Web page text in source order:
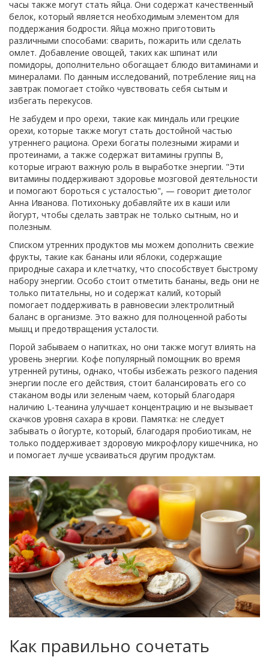
часы также могут стать яйца. Они содержат качественный
белок, который является необходимым элементом для
поддержания бодрости. Яйца можно приготовить
различными способами: сварить, пожарить или сделать
омлет. Добавление овощей, таких как шпинат или
помидоры, дополнительно обогащает блюдо витаминами и
минералами. По данным исследований, потребление яиц на
завтрак помогает стойко чувствовать себя сытым и
избегать перекусов.
Не забудем и про орехи, такие как миндаль или грецкие
орехи, которые также могут стать достойной частью
утреннего рациона. Орехи богаты полезными жирами и
протеинами, а также содержат витамины группы B,
которые играют важную роль в выработке энергии. "Эти
витамины поддерживают здоровье мозговой деятельности
и помогают бороться с усталостью", — говорит диетолог
Анна Иванова. Потихоньку добавляйте их в каши или
йогурт, чтобы сделать завтрак не только сытным, но и
полезным.
Списком утренних продуктов мы можем дополнить свежие
фрукты, такие как бананы или яблоки, содержащие
природные сахара и клетчатку, что способствует быстрому
набору энергии. Особо стоит отметить бананы, ведь они не
только питательны, но и содержат калий, который
помогает поддерживать в равновесии электролитный
баланс в организме. Это важно для полноценной работы
мышц и предотвращения усталости.
Порой забываем о напитках, но они также могут влиять на
уровень энергии. Кофе популярный помощник во время
утренней рутины, однако, чтобы избежать резкого падения
энергии после его действия, стоит балансировать его со
стаканом воды или зеленым чаем, который благодаря
наличию L-теанина улучшает концентрацию и не вызывает
скачков уровня сахара в крови. Памятка: не следует
забывать о йогурте, который, благодаря пробиотикам, не
только поддерживает здоровую микрофлору кишечника, но
и помогает лучше усваиваться другим продуктам.
Как правильно сочетать